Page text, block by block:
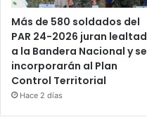
Más de 580 soldados del
PAR 24-2026 juran lealtad
a la Bandera Nacional y se
incorporarán al Plan
Control Territorial
Hace 2 días